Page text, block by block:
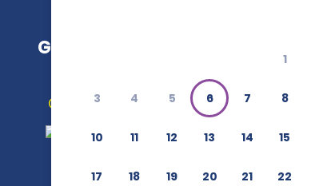
1
3 4 5 6 7 8
10 11 12 13 14 15
17 18 19 20 21 22
Gare de Dijon
Obtenir un itinéraire